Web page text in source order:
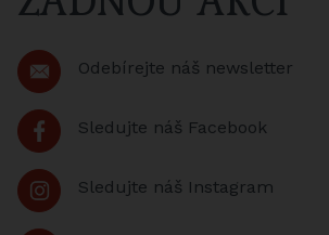
Odebírejte náš newsletter
Sledujte náš Facebook
Sledujte náš Instagram